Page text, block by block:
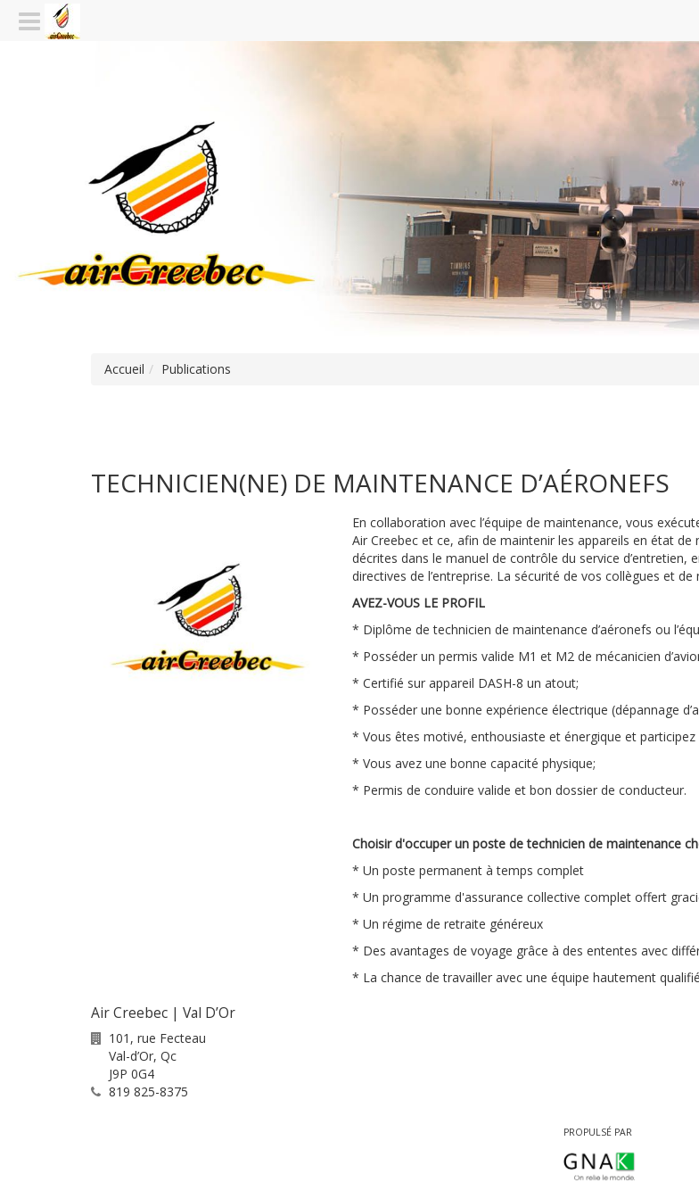
Accueil Publications
TECHNICIEN(NE) DE MAINTENANCE D’AÉRONEFS
En collaboration avec l’équipe de maintenance, vous
Air Creebec et ce, afin de maintenir les appareils en état
décrites dans le manuel de contrôle du service
directives de l’entreprise. La sécurité de vos collègues et
AVEZ-VOUS LE PROFIL
* Diplôme de technicien de maintenance d’aéronefs ou
* Posséder un permis valide M1 et M2 de mécanicien
* Certifié sur appareil DASH-8 un atout;
* Posséder une bonne expérience électrique (dépannage
* Vous êtes motivé, enthousiaste et énergique et participez
* Vous avez une bonne capacité physique;
* Permis de conduire valide et bon dossier de conducteur.
Choisir d'occuper un poste de technicien de maintenance
* Un poste permanent à temps complet
* Un programme d'assurance collective complet offert
* Un régime de retraite généreux
* Des avantages de voyage grâce à des ententes avec
* La chance de travailler avec une équipe hautement
Air Creebec | Val D’Or
101, rue Fecteau
Val-d’Or, Qc
J9P 0G4
819 825-8375
PROPULSÉ PAR